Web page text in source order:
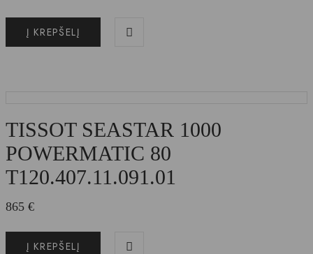
Į KREPŠELĮ
TISSOT SEASTAR 1000
POWERMATIC 80
T120.407.11.091.01
865 €
Į KREPŠELĮ